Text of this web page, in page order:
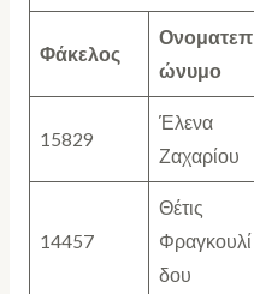
Φάκελος
Ονοματεπ
ώνυμο
15829
Έλενα
Ζαχαρίου
14457
Θέτις
Φραγκουλί
δου